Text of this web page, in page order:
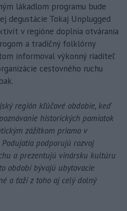
lákadlom programu bude
degustácie Tokaj Unplugged
v regióne doplnia otvárania
a tradičný folklórny
informoval výkonný riaditeľ
cestovného ruchu
región kľúčové obdobie, keď
historických pamiatok
zážitkom priamo v
podporujú rozvoj
a prezentujú vinársku kultúru
období bývajú ubytovacie
a ťaží z toho aj celý dolný